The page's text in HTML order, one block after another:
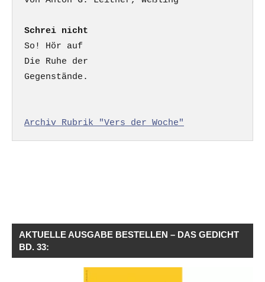
Schrei nicht
So! Hör auf
Die Ruhe der
Gegenstände.
Archiv Rubrik "Vers der Woche"
AKTUELLE AUSGABE BESTELLEN – DAS GEDICHT
BD. 33: